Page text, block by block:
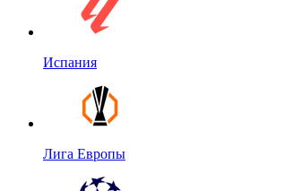
Испания
Лига Европы